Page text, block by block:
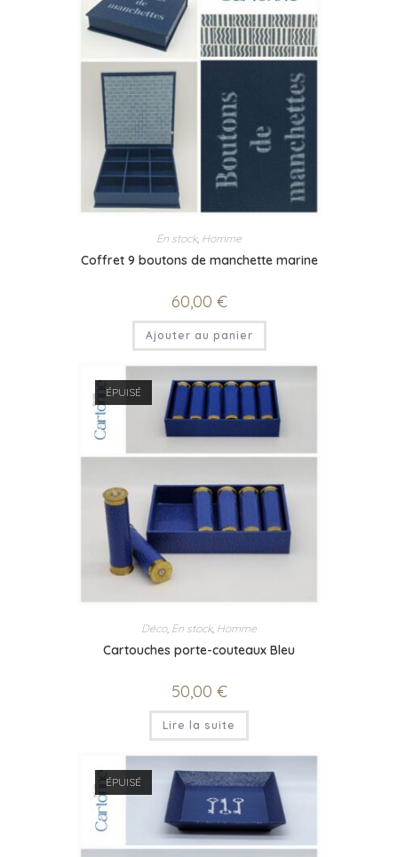
En stock, Homme
Coffret 9 boutons de manchette marine
60,00 €
Ajouter au panier
ÉPUISÉ
Déco, En stock, Homme
Cartouches porte-couteaux Bleu
50,00 €
Lire la suite
ÉPUISÉ